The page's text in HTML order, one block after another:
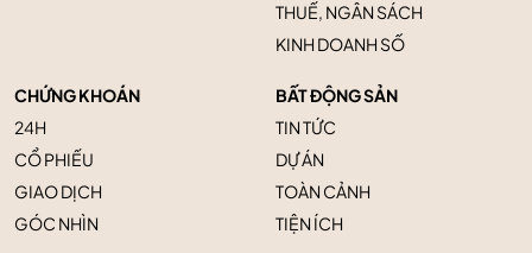
THUẾ, NGÂN SÁCH
KINH DOANH SỐ
CHỨNG KHOÁN
24H
CỔ PHIẾU
GIAO DỊCH
GÓC NHÌN
BẤT ĐỘNG SẢN
TIN TỨC
DỰ ÁN
TOÀN CẢNH
TIỆN ÍCH